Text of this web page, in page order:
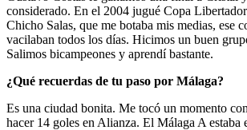
considerado. En el 2004 jugué Copa
Chicho Salas, que me botaba mis medias, ese
vacilaban todos los días. Hicimos un buen
Salimos bicampeones y aprendí bastante.
¿Qué recuerdas de tu paso por Málaga?
Es una ciudad bonita. Me tocó un momento
hacer 14 goles en Alianza. El Málaga A estaba